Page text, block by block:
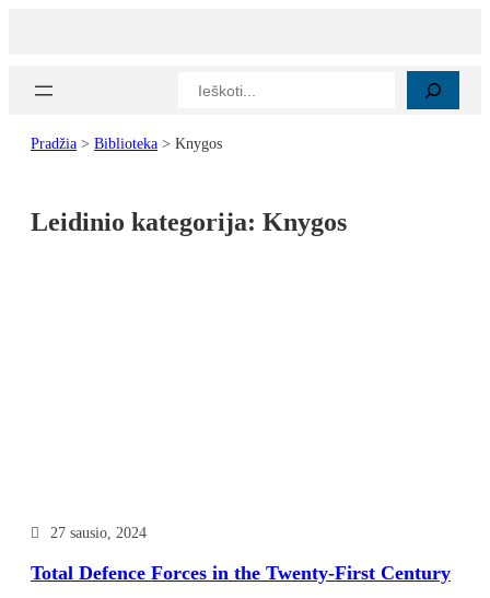
Paieška
Pradžia > Biblioteka > Knygos
Leidinio kategorija: Knygos
27 sausio, 2024
Total Defence Forces in the Twenty-First Century